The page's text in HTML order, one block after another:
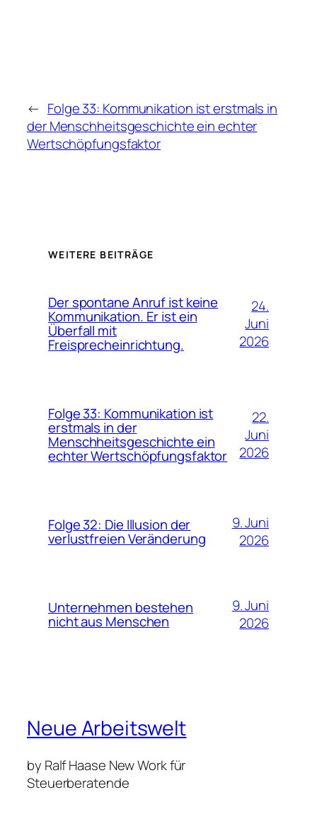
← Folge 33: Kommunikation ist erstmals in
der Menschheitsgeschichte ein echter
Wertschöpfungsfaktor
WEITERE BEITRÄGE
Der spontane Anruf ist keine
Kommunikation. Er ist ein
Überfall mit
Freisprecheinrichtung.
24.
Juni
2026
Folge 33: Kommunikation ist
erstmals in der
Menschheitsgeschichte ein
echter Wertschöpfungsfaktor
22.
Juni
2026
Folge 32: Die Illusion der
verlustfreien Veränderung
9. Juni
2026
Unternehmen bestehen
nicht aus Menschen
9. Juni
2026
Neue Arbeitswelt
by Ralf Haase New Work für
Steuerberatende